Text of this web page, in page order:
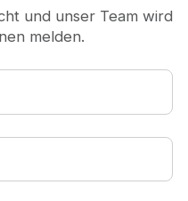
und unser Team wird
melden.